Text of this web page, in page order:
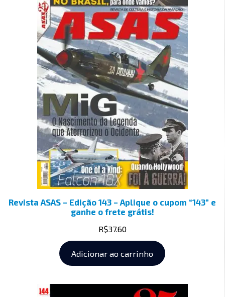
Revista ASAS – Edição 143 – Aplique o cupom “143” e
ganhe o frete grátis!
R$37.60
Adicionar ao carrinho